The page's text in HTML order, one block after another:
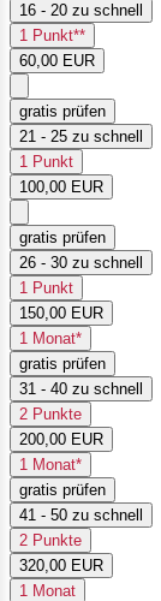
16 - 20 zu schnell
1 Punkt**
60,00 EUR
gratis prüfen
21 - 25 zu schnell
1 Punkt
100,00 EUR
gratis prüfen
26 - 30 zu schnell
1 Punkt
150,00 EUR
1 Monat*
gratis prüfen
31 - 40 zu schnell
2 Punkte
200,00 EUR
1 Monat*
gratis prüfen
41 - 50 zu schnell
2 Punkte
320,00 EUR
1 Monat